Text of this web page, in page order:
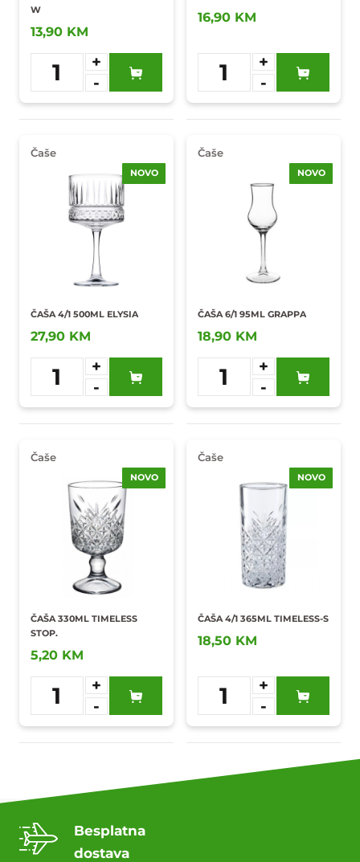
W
13,90 KM
1
+
-
Dodaj u
omiljene
16,90 KM
1
+
-
Dodaj u
omiljene
Čaše
NOVO
ČAŠA 4/1 500ML ELYSIA
27,90 KM
1
+
-
Dodaj u
omiljene
Čaše
NOVO
ČAŠA 6/1 95ML GRAPPA
18,90 KM
1
+
-
Dodaj u
omiljene
Čaše
NOVO
ČAŠA 330ML TIMELESS
STOP.
5,20 KM
1
+
-
Dodaj u
omiljene
Čaše
NOVO
ČAŠA 4/1 365ML TIMELESS-S
18,50 KM
1
+
-
Dodaj u
omiljene
Besplatna
dostava